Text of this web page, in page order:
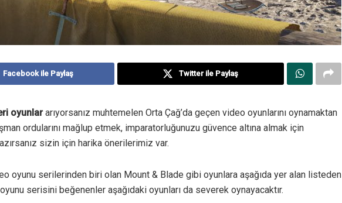
Facebook ile Paylaş Twitter ile Paylaş
oyunlararıyorsanız muhtemelen Orta Çağ’da geçen video oyunlarını oynamaktan
ordularını mağlup etmek, imparatorluğunuzu güvence altına almak için
sizin için harika önerilerimiz var.
oyunu serilerinden biri olan Mount & Blade gibi oyunlara aşağıda yer alan listeden
serisini beğenenler aşağıdaki oyunları da severek oynayacaktır.